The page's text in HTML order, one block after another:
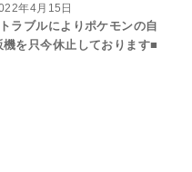
年4月15日
ラブルによりポケモンの自
機を只今休止しております■